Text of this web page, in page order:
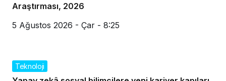
Araştırması, 2026
5 Ağustos 2026 - Çar - 8:25
Teknoloji